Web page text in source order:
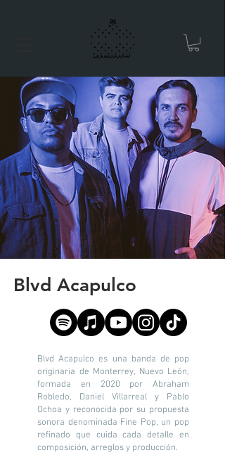
Blvd Acapulco
Blvd Acapulco es una banda de pop
originaria de Monterrey, Nuevo León,
formada en 2020 por Abraham
Robledo, Daniel Villarreal y Pablo
Ochoa y reconocida por su propuesta
sonora denominada Fine Pop, un pop
refinado que cuida cada detalle en
composición, arreglos y producción.